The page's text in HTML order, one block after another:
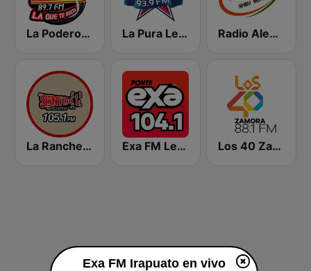
La Poderosa 89.7 FM La Pura Ley 93.9 FM Radio Alegría 95.7 FM
La Rancherita 105.1 FM Exa FM León Los 40 Zamora
Exa FM Irapuato en vivo